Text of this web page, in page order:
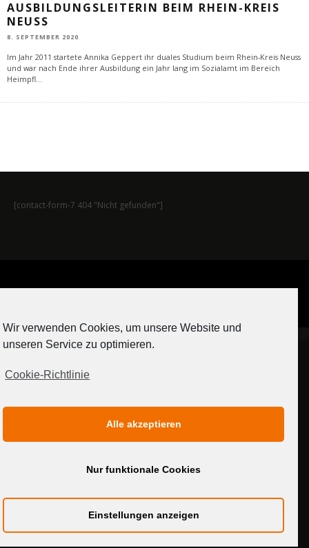
AUSBILDUNGSLEITERIN BEIM RHEIN-KREIS
NEUSS
8. SEPTEMBER 2020
Im Jahr 2011 startete Annika Geppert ihr duales Studium beim Rhein-Kreis Neuss
und war nach Ende ihrer Ausbildung ein Jahr lang im Sozialamt im Bereich
Heimpfl...
[contact-form-7 404 "Nicht gefunden"]
[contact-form-7 404 "Nicht gefunden"]
MEDIADATEN
Wir verwenden Cookies, um unsere Website und
unseren Service zu optimieren.
Cookie-Richtlinie
Alle akzeptieren
Nur funktionale Cookies
Einstellungen anzeigen